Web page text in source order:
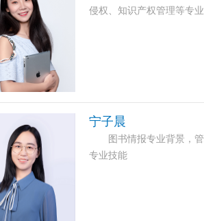
侵权、知识产权管理等专
宁子晨
图书情报专业背景，管
专业技能